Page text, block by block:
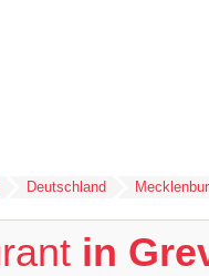
Deutschland
in